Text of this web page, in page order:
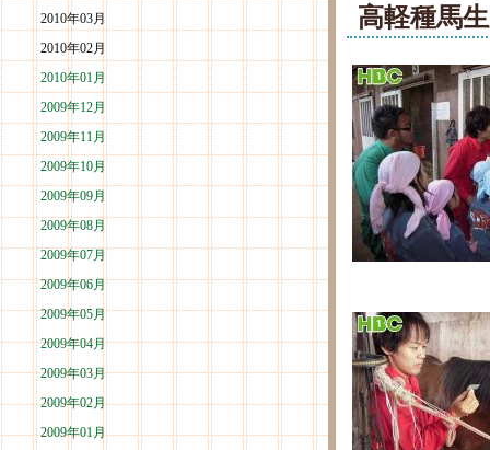
2010年03月
2010年02月
2010年01月
2009年12月
2009年11月
2009年10月
2009年09月
2009年08月
2009年07月
2009年06月
2009年05月
2009年04月
2009年03月
2009年02月
2009年01月
高軽種馬